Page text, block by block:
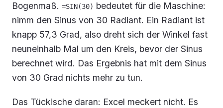
Bogenmaß. =SIN(30) bedeutet für die Maschine:
nimm den Sinus von 30 Radiant. Ein Radiant ist
knapp 57,3 Grad, also dreht sich der Winkel fast
neuneinhalb Mal um den Kreis, bevor der Sinus
berechnet wird. Das Ergebnis hat mit dem Sinus
von 30 Grad nichts mehr zu tun.
Das Tückische daran: Excel meckert nicht. Es